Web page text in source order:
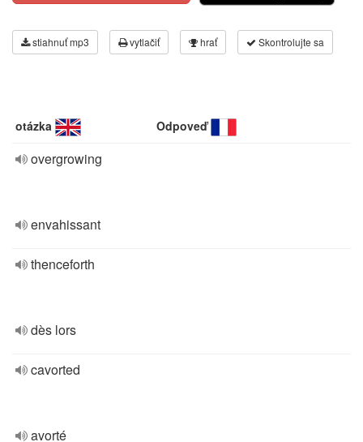
stiahnuť mp3 vytlačiť hrať Skontrolujte sa
otázka Odpoveď
overgrowing
envahissant
thenceforth
dès lors
cavorted
avorté